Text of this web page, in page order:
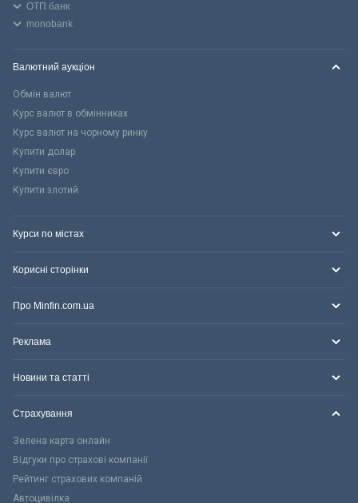
ОТП банк
monobank
Валютний аукціон
Обмін валют
Курс валют в обмінниках
Курс валют на чорному ринку
Купити долар
Купити євро
Купити злотий
Курси по містах
Корисні сторінки
Про Minfin.com.ua
Реклама
Новини та статті
Страхування
Зелена карта онлайн
Відгуки про страхові компанії
Рейтинг страхових компаній
Автоцивілка